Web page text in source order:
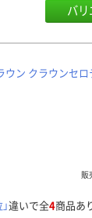
バ
ウン クラウンセロ
販
違いで全4商品あ